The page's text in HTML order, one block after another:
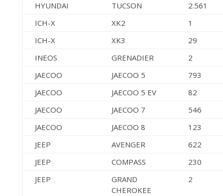
HYUNDAI
TUCSON
2.561
ICH-X
XK2
1
ICH-X
XK3
29
INEOS
GRENADIER
2
JAECOO
JAECOO 5
793
JAECOO
JAECOO 5 EV
82
JAECOO
JAECOO 7
546
JAECOO
JAECOO 8
123
JEEP
AVENGER
622
JEEP
COMPASS
230
JEEP
GRAND
CHEROKEE
2